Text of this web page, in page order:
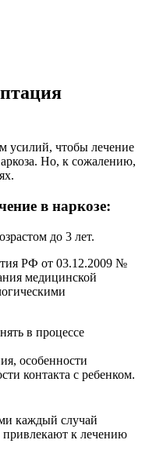
усилий, чтобы лечение
Но, к сожалению,
в наркозе:
до 3 лет.
РФ от 03.12.2009 №
медицинской
в процессе
особенности
контакта с ребенком.
каждый случай
к лечению